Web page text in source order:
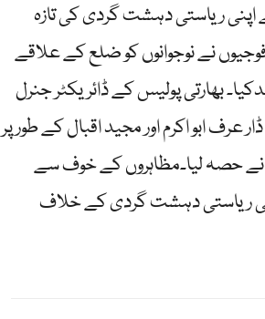
ریاستی دہشت گردی کی تازہ
نے نوجوانوں کو ضلع کے علاقے
بھارتی پولیس کے ڈائریکٹر جنرل
ابو اکرم اور مجید اقبال کے طور پر
نے حصہ لیا۔مظاہروں کے خوف سے
کی ریاستی دہشت گردی کے خلاف